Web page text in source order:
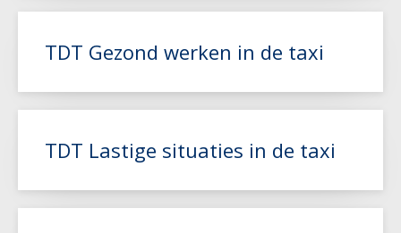
Lees meer
TDT Gezond werken in de taxi
TDT Lastige situaties in de taxi